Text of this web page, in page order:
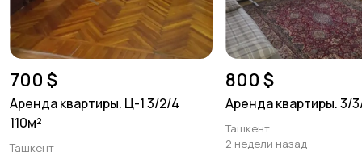
700 $
Аренда квартиры. Ц-1 3/2/4
110м²
Ташкент
800 $
Аренда квартиры. 3/
Ташкент
2 недели назад